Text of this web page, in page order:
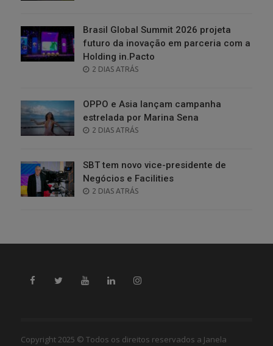
Brasil Global Summit 2026 projeta
futuro da inovação em parceria com a
Holding in.Pacto
POSTED
2 DIAS ATRÁS
OPPO e Asia lançam campanha
estrelada por Marina Sena
POSTED
2 DIAS ATRÁS
SBT tem novo vice-presidente de
Negócios e Facilities
POSTED
2 DIAS ATRÁS
Copyright 2025 © Todos os direitos reservados a Janela